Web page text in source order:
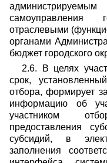
самоуправления
отраслевыми
органами
бюджет городского
2.6. В целях
срок,
отбора, формирует
информацию об
участником
предоставления
субсидий, в
заполнения